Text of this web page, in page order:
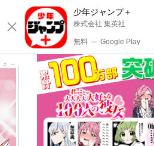
少年ジャンプ＋
株式会社 集英社
無料 ─ Google Play